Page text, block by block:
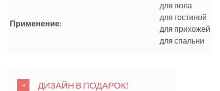
Применение:
для пола
для гостиной
для прихожей
для спальни
ДИЗАЙН В ПОДАРОК!